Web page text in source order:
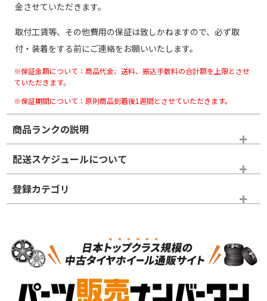
金させていただきます。
取付工賃等、その他費用の保証は致しかねますので、必ず取
付・装着をする前にご連絡をお願いいたします。
※保証金額について：商品代金、送料、振込手数料の合計額を上限とさせ
ていただきます。
※保証期間について：原則商品到着後1週間とさせていただきます。
商品ランクの説明
※商品ランクは出品者の主観により判断しておりますので、あら
かじめご了承ください。
ホイールランク
S
品）
S
新車外し品（新古
付き
配送スケジュールについて
登録カテゴリ
ホイールのみ